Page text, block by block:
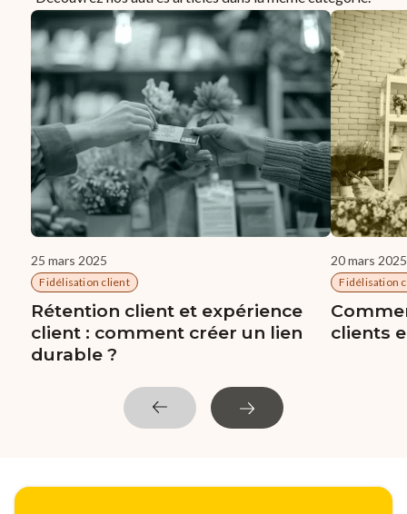
25 mars 2025
Fidélisation client
Rétention client et expérience
client : comment créer un lien
durable ?
20 mars 2025
Fidélisation
clients